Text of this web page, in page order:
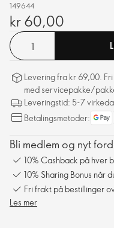
149644
kr 60,00
Levering fra kr 69,00.
med servicepakke/
Leveringstid: 5-7
Betalingsmetoder:
Bli medlem og nyt
10% Cashback på hver
10% Sharing Bonus når
Fri frakt på bestillinger
Les mer